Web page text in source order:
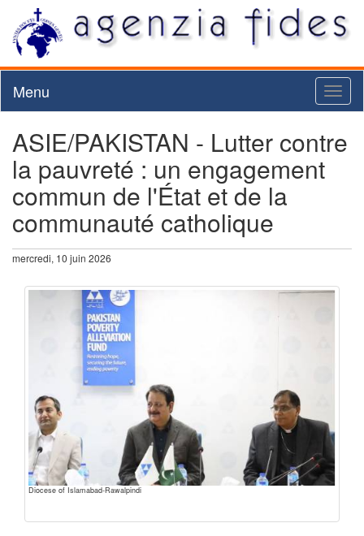
Menu
ASIE/PAKISTAN - Lutter contre
la pauvreté : un engagement
commun de l'État et de la
communauté catholique
mercredi, 10 juin 2026
Diocese of Islamabad-Rawalpindi